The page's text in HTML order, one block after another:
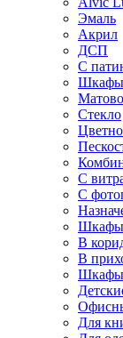
Эмаль
Акрил
ДСП
С
Стекло
С
С
В
В
Для